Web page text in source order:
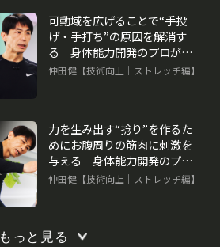
可動域を広げることで“手投
げ・手打ち”の原因を解消す
る 身体能力開発のプロが教
える「動的ストレッチ」
仲田健【技術向上｜ストレッチ編】
力を生み出す“捻り”を作るた
めにお腹周りの筋肉に刺激を
与える 身体能力開発のプロ
が教える「動的ストレッチ」
仲田健【技術向上｜ストレッチ編】
もっと見る